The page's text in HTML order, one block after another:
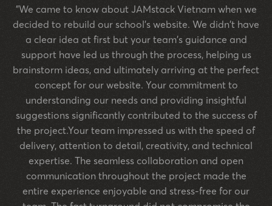
"We came to know about JAMstack Vietnam when we
decided to rebuild our school's website. We didn't have
a clear idea at first but your team's guidance and
support have led us through the process, helping us
brainstorm ideas, and ultimately arriving at the perfect
concept for our website. Your commitment to
understanding our needs and providing insightful
suggestions significantly contributed to the success of
the project.Your team impressed us with the speed of
delivery, attention to detail, creativity, and technical
expertise. The seamless collaboration and open
communication throughout the project made the
entire experience enjoyable and stress-free for our